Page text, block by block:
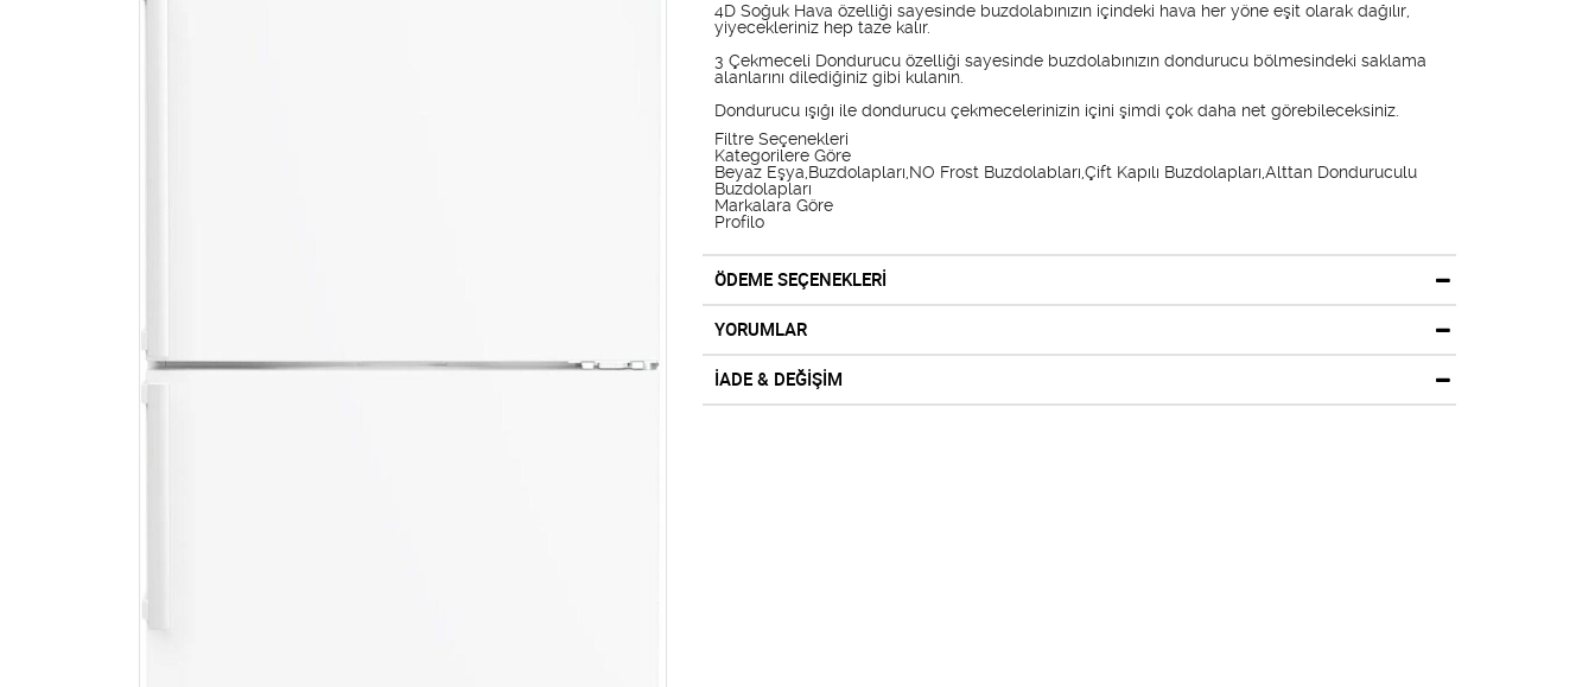
4D Soğuk Hava özelliği sayesinde buzdolabınızın içindeki hava her yöne eşit olarak dağılır,
yiyecekleriniz hep taze kalır.
3 Çekmeceli Dondurucu özelliği sayesinde buzdolabınızın dondurucu bölmesindeki saklama
alanlarını dilediğiniz gibi kulanın.
Dondurucu ışığı ile dondurucu çekmecelerinizin içini şimdi çok daha net görebileceksiniz.
Filtre Seçenekleri
Kategorilere Göre
Beyaz Eşya,Buzdolapları,NO Frost Buzdolabları,Çift Kapılı Buzdolapları,Alttan Donduruculu
Buzdolapları
Markalara Göre
Profilo
ÖDEME SEÇENEKLERİ
YORUMLAR
İADE & DEĞİŞİM